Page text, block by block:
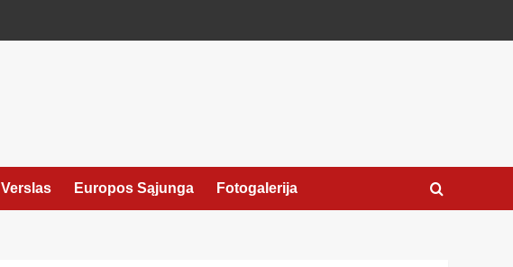
Verslas Europos Sąjunga Fotogalerija